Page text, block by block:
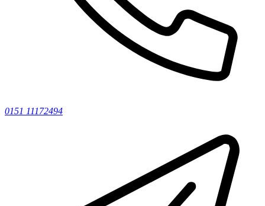
0151 11172494